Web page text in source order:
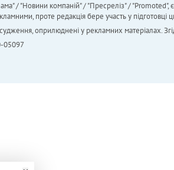
/ "Новини компаній" / "Пресреліз" /
проте редакція бере участь у підготовці
оприлюднені у рекламних матеріалах.
05097